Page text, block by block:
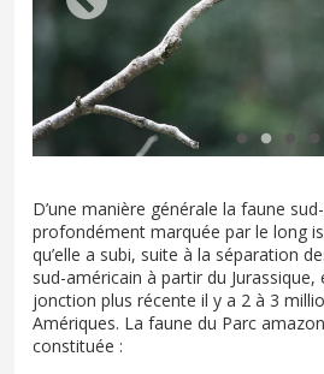
D’une manière générale la faune
profondément marquée par le long
qu’elle a subi, suite à la séparation
sud-américain à partir du Jurassique,
jonction plus récente il y a 2 à 3
Amériques. La faune du Parc
constituée :